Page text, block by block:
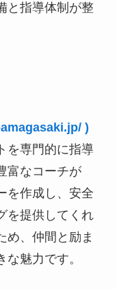
と指導体制が整
)
を専門的に指導
富なコーチが
を作成し、安全
を提供してくれ
め、仲間と励ま
魅力です。